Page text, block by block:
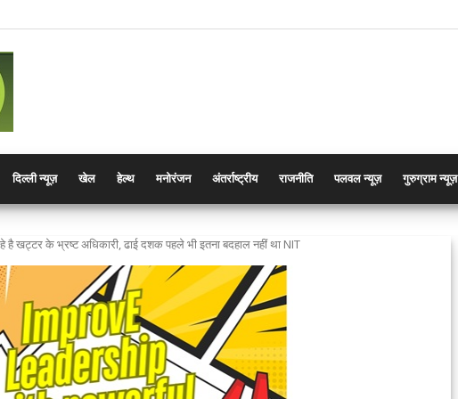
दिल्ली न्यूज़ खेल हेल्थ मनोरंजन अंतर्राष्ट्रीय राजनीति पलवल न्यूज़ गुरुग्राम न्यूज़
है खट्टर के भ्रष्ट अधिकारी, ढाई दशक पहले भी इतना बदहाल नहीं था NIT